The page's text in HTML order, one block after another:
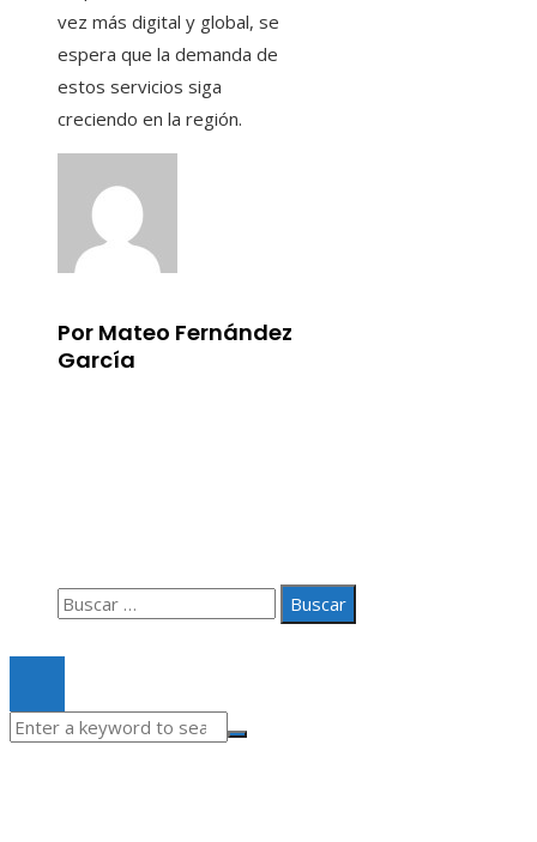
vez más digital y global, se
espera que la demanda de
estos servicios siga
creciendo en la región.
Por Mateo Fernández
García
Buscar: